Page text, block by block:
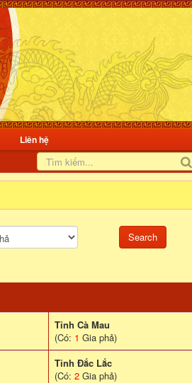
Liên hệ
Tỉnh Cà Mau
(Có: 1 Gia phả)
Tỉnh Đắc Lắc
(Có: 2 Gia phả)